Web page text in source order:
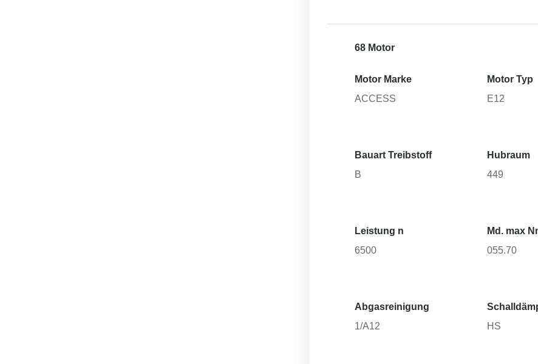
68 Motor
Motor Marke
ACCESS
Motor Typ
E12
Bauart Treibstoff
B
Hubraum
449
Leistung n
6500
Md. max
055.70
Abgasreinigung
1/A12
HS